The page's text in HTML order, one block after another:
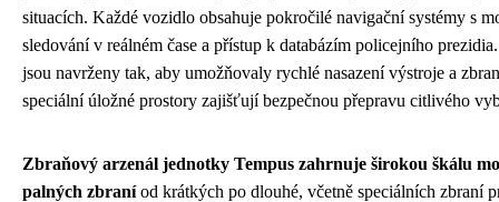
situacích. Každé vozidlo obsahuje pokročilé navigační systémy s
sledování v reálném čase a přístup k databázím policejního
jsou navrženy tak, aby umožňovaly rychlé nasazení výstroje a
speciální úložné prostory zajišťují bezpečnou přepravu citlivého
Zbraňový arzenál jednotky Tempus zahrnuje širokou škálu
palných zbraníod krátkých po dlouhé, včetně speciálních zbraní